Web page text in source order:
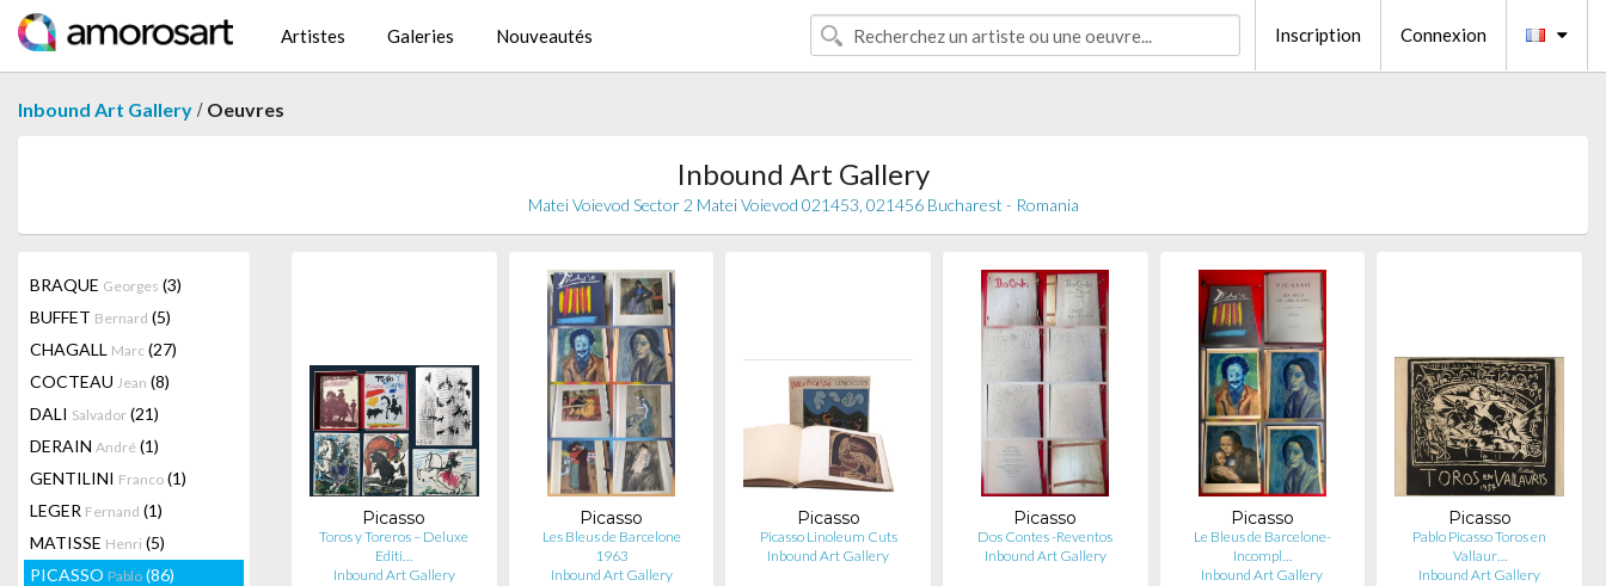
Artistes Galeries Nouveautés Inscription Connexion
Inbound Art Gallery / Oeuvres
Inbound Art Gallery
Matei Voievod Sector 2 Matei Voievod 021453, 021456 Bucharest - Romania
BRAQUE Georges (3)
BUFFET Bernard (5)
CHAGALL Marc (27)
COCTEAU Jean (8)
DALI Salvador (21)
DERAIN André (1)
GENTILINI Franco (1)
LEGER Fernand (1)
MATISSE Henri (5)
PICASSO Pablo (86)
Picasso
Toros y Toreros – Deluxe
Editi…
Inbound Art Gallery
Picasso
Les Bleus de Barcelone
1963
Inbound Art Gallery
Picasso
Picasso Linoleum Cuts
Inbound Art Gallery
Picasso
Dos Contes -Reventos
Inbound Art Gallery
Picasso
Le Bleus de Barcelone-
Incompl…
Inbound Art Gallery
Picasso
Pablo Picasso Toros en
Vallaur…
Inbound Art Gallery